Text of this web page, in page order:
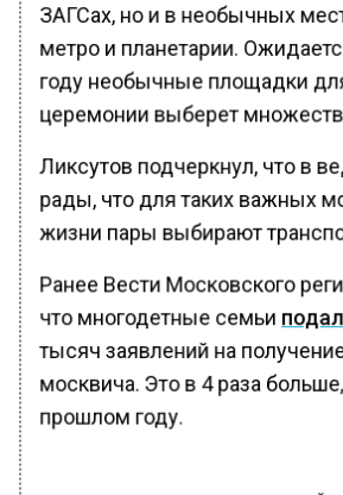
ЗАГСах, но и в необычных
метро и планетарии.
году необычные площадки
церемонии выберет
Ликсутов подчеркнул, что в
рады, что для таких важных
жизни пары выбирают
Ранее Вести Московского
что многодетные семьи
тысяч заявлений на
москвича. Это в 4 раза
прошлом году.